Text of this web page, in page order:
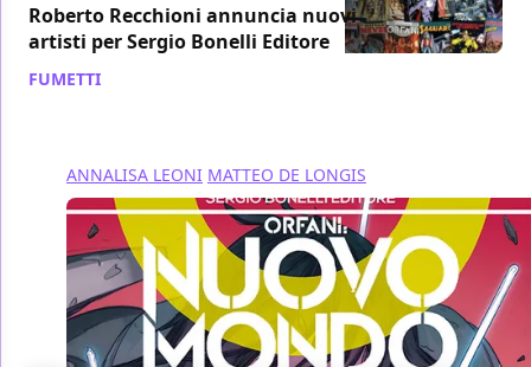
Roberto Recchioni annuncia nuovi
artisti per Sergio Bonelli Editore
FUMETTI
ANNALISA LEONI MATTEO DE LONGIS